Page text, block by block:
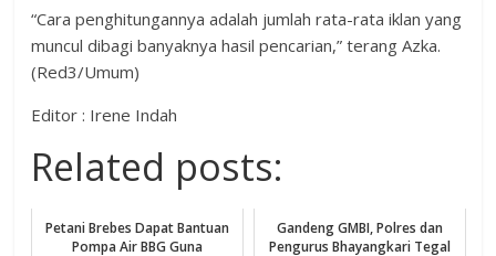
“Cara penghitungannya adalah jumlah rata-rata iklan yang
muncul dibagi banyaknya hasil pencarian,” terang Azka.
(Red3/Umum)
Editor : Irene Indah
Related posts:
Petani Brebes Dapat Bantuan
Pompa Air BBG Guna
Gandeng GMBI, Polres dan
Pengurus Bhayangkari Tegal